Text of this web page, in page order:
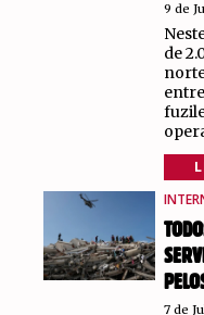
9 de
de
7 de